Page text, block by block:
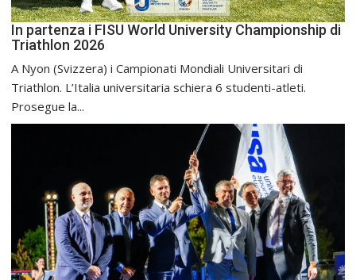
In partenza i FISU World University Championship di
Triathlon 2026
A Nyon (Svizzera) i Campionati Mondiali Universitari di
Triathlon. L’Italia universitaria schiera 6 studenti-atleti.
Prosegue la...